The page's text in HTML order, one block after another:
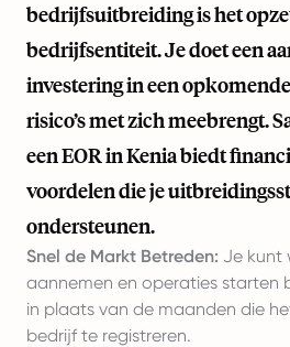
bedrijfsuitbreiding is het
bedrijfsentiteit. Je doet een
investering in een
risico’s met zich meebrengt.
een EOR in Kenia biedt
voordelen die je
ondersteunen.
Snel de Markt Betreden: Je kunt
aannemen en operaties starten
in plaats van de maanden die
bedrijf te registreren.